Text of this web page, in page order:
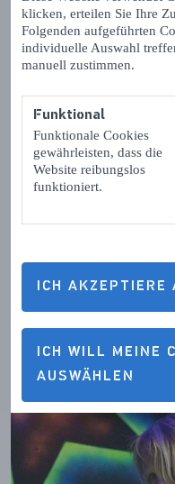
klicken, erteilen Sie Ihre
Folgenden aufgeführten
individuelle Auswahl
manuell zustimmen.
Funktional
Funktionale Cookies
gewährleisten, dass die
Website reibungslos
funktioniert.
ICH AKZEPTIERE
ICH WILL MEINE
AUSWÄHLEN
Indoor-Spiele
Auch drinnen kann die
Partie Minigolf
auf dem Glow-in-the-
in Middelburg. Trauen
Escaperooms oder
gegeneinander an.
Entdecken